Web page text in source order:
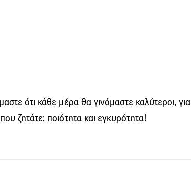
ότι κάθε μέρα θα γινόμαστε καλύτεροι, για
ζητάτε: ποιότητα και εγκυρότητα!